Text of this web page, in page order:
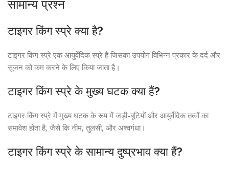
सामान्य प्रश्न
टाइगर किंग स्प्रे क्या है?
टाइगर किंग स्प्रे एक आयुर्वेदिक स्प्रे है जिसका उपयोग विभिन्न प्रकार के दर्द और
सूजन को कम करने के लिए किया जाता है।
टाइगर किंग स्प्रे के मुख्य घटक क्या हैं?
टाइगर किंग स्प्रे में मुख्य घटक के रूप में जड़ी-बूटियों और आयुर्वेदिक तत्वों का
समावेश होता है, जैसे कि नीम, तुलसी, और अश्वगंधा।
टाइगर किंग स्प्रे के सामान्य दुष्प्रभाव क्या हैं?